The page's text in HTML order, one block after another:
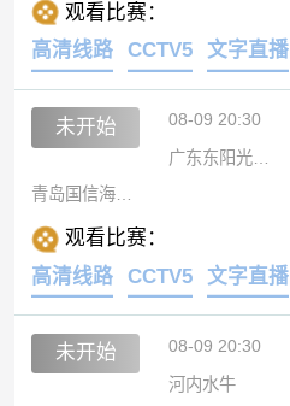
观看比赛：
高清线路
CCTV5 文字直播
未开始 08-09 20:30
广东东阳光U19
观看比赛：
高清线路
CCTV5 文字直播
未开始 08-09 20:30
河内水牛